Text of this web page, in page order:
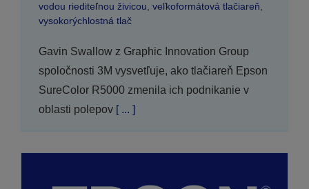
vodou riediteľnou živicou, veľkoformátová tlačiareň,
vysokorýchlostná tlač
Gavin Swallow z Graphic Innovation Group
spoločnosti 3M vysvetľuje, ako tlačiareň Epson
SureColor R5000 zmenila ich podnikanie v
oblasti polepov[ ... ]